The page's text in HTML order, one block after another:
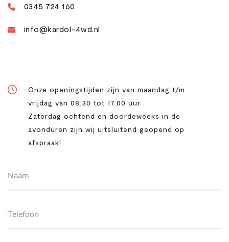
0345 724 160
info@kardol-4wd.nl
Onze openingstijden zijn van maandag t/m
vrijdag van 08:30 tot 17:00 uur.
Zaterdag ochtend en doordeweeks in de
avonduren zijn wij uitsluitend geopend op
afspraak!